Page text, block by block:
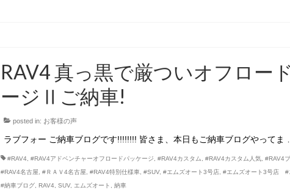
RAV4 真っ黒で厳ついオフロー
ージⅡご納車!
posted in: お客様の声
ラブフォー ご納車ブログです!!!!!!!! 皆さま、本日もご納車ブログやって
#RAV4 ,#RAV4アドベンチャーオフロードパッケージ ,#RAV4カスタム ,#RAV4カスタム人気 ,#RAV4
#RAV4名古屋
,#ＲＡＶ4名古屋 ,#RAV4特別仕様車 ,#SUV,#エムズオート3号店 ,#エムズオート3号店 #
#納車ブログ ,RAV4 ,SUV, エムズオート ,納車